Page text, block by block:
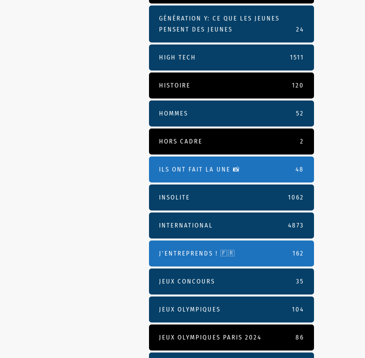
GÉNÉRATION Y: CE QUE LES JEUNES
PENSENT DES JEUNES
24
HIGH TECH 1511
HISTOIRE 120
HOMMES 52
HORS CADRE 2
ILS ONT FAIT LA UNE 📸 48
INSOLITE 1062
INTERNATIONAL 4873
J'ENTREPRENDS ! 🇫🇷 162
JEUX CONCOURS 35
JEUX OLYMPIQUES 104
JEUX OLYMPIQUES PARIS 2024 86